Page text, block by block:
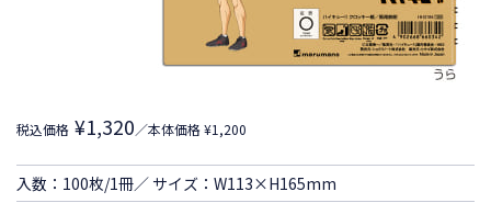
税込価格 ¥1,320／本体価格 ¥1,200
入数：100枚/1冊／ サイズ：W113×H165mm